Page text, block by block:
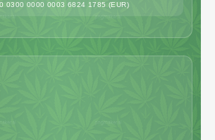
0300 0000 0003 6824 1785 (EUR)